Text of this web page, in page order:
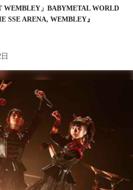
WEMBLEY」BABYMETAL WORLD
SSE ARENA, WEMBLEY』